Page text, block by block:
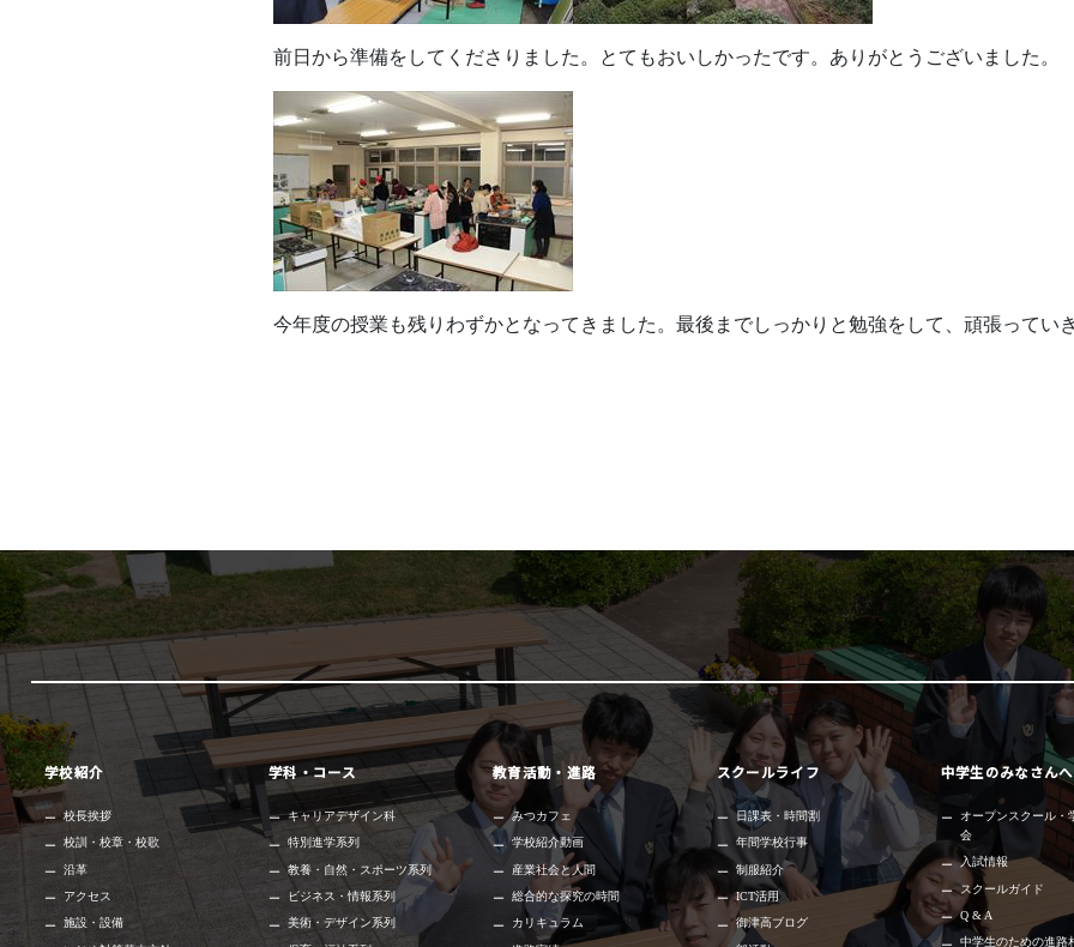
前日から準備をしてくださりました。とてもおいしかったです。ありがとうございました。
今年度の授業も残りわずかとなってきました。最後までしっかりと勉強をして、頑張ってい
学校紹介
校長挨拶
校訓・校章・校歌
沿革
アクセス
施設・設備
学科・コース
キャリアデザイン科
特別進学系列
教養・自然・スポーツ系列
ビジネス・情報系列
美術・デザイン系列
教育活動・進路
みつカフェ
学校紹介動画
産業社会と人間
総合的な探究の時間
カリキュラム
スクールライフ
日課表・時間割
年間学校行事
制服紹介
ICT活用
御津高ブログ
中学生のみなさんへ
オープンスクール・
会
入試情報
スクールガイド
Q & A
中学生のための進路